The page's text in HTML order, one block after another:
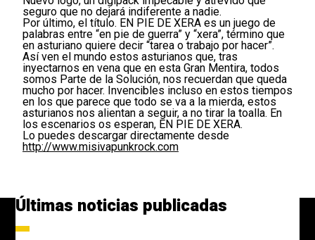
seguro que no dejará indiferente a nadie.
Por último, el título. EN PIE DE XERA es un juego de
palabras entre “en pie de guerra” y “xera”, término que
en asturiano quiere decir “tarea o trabajo por hacer”.
Así ven el mundo estos asturianos que, tras
inyectarnos en vena que en esta Gran Mentira, todos
somos Parte de la Solución, nos recuerdan que queda
mucho por hacer. Invencibles incluso en estos tiempos
en los que parece que todo se va a la mierda, estos
asturianos nos alientan a seguir, a no tirar la toalla. En
los escenarios os esperan, EN PIE DE XERA.
Lo puedes descargar directamente desde
http://www.misivapunkrock.com
Últimas noticias publicadas